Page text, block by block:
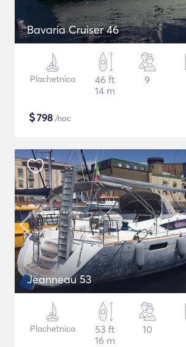
Bavaria Cruiser 46
Plachetnica
46 ft
14 m
9
$798 /noc
Jeanneau 53
Plachetnica
53 ft
16 m
10